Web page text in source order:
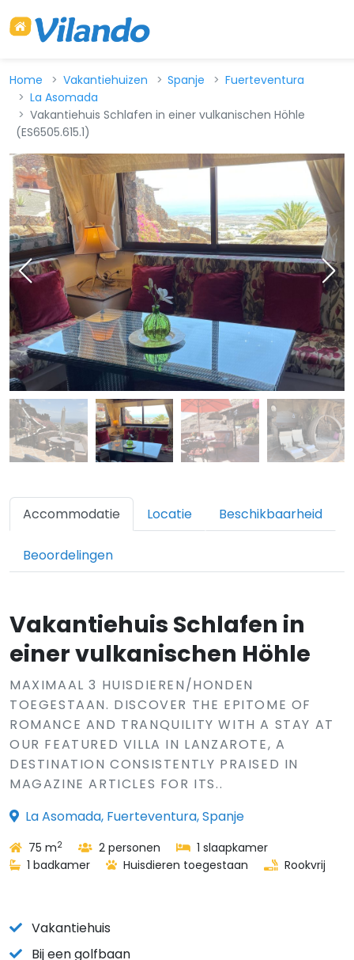
Home Vakantiehuizen Spanje
Fuerteventura
La Asomada
Vakantiehuis Schlafen in einer vulkanischen Höhle
(ES6505.615.1)
Accommodatie Locatie Beschikbaarheid
Beoordelingen
Vakantiehuis Schlafen in
einer vulkanischen Höhle
MAXIMAAL 3 HUISDIEREN/HONDEN
TOEGESTAAN. DISCOVER THE EPITOME OF
ROMANCE AND TRANQUILITY WITH A STAY AT
OUR FEATURED VILLA IN LANZAROTE, A
DESTINATION CONSISTENTLY PRAISED IN
MAGAZINE ARTICLES FOR ITS..
La Asomada, Fuerteventura, Spanje
75 m2 2 personen
1 slaapkamer
1 badkamer
Huisdieren toegestaan Rookvrij
Vakantiehuis
Bij een golfbaan